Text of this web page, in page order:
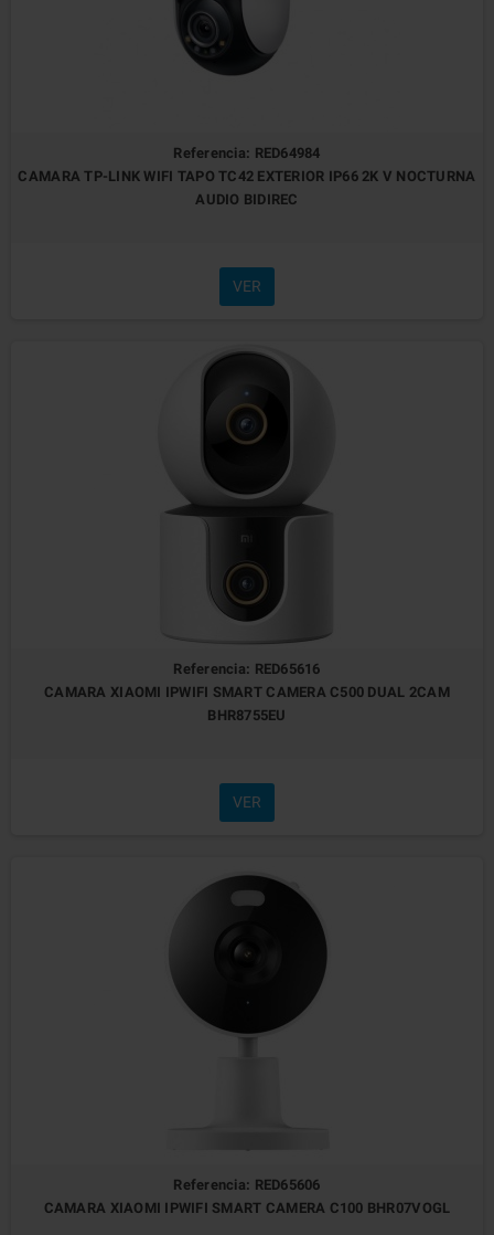
Referencia: RED64984
CAMARA TP-LINK WIFI TAPO TC42 EXTERIOR IP66 2K V NOCTURNA
AUDIO BIDIREC
VER
Referencia: RED65616
CAMARA XIAOMI IPWIFI SMART CAMERA C500 DUAL 2CAM
BHR8755EU
VER
Referencia: RED65606
CAMARA XIAOMI IPWIFI SMART CAMERA C100 BHR07VOGL